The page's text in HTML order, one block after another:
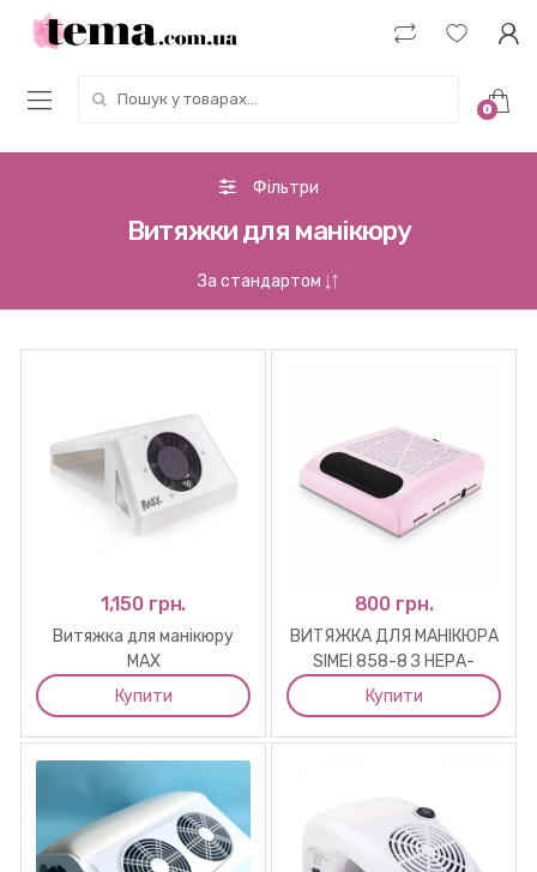
0
Фільтри
Витяжки для манікюру
1,150 грн.
Витяжка для манікюру
MAX
Купити
800 грн.
ВИТЯЖКА ДЛЯ МАНІКЮРА
SIMEI 858-8 З НЕРА-
ФІЛЬТРОМ 80W
Купити